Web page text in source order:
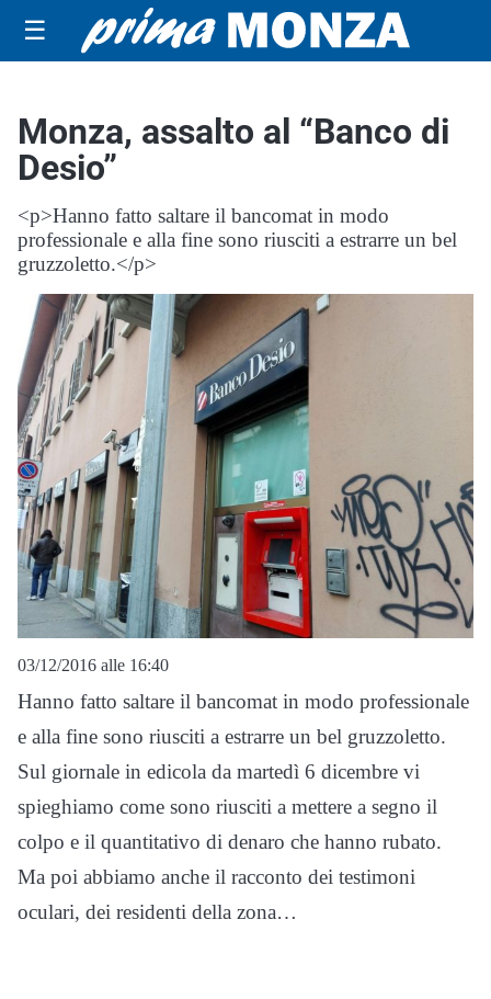
☰
Monza, assalto al “Banco di
Desio”
<p>Hanno fatto saltare il bancomat in modo
professionale e alla fine sono riusciti a estrarre un bel
gruzzoletto.</p>
03/12/2016 alle 16:40
Hanno fatto saltare il bancomat in modo professionale
e alla fine sono riusciti a estrarre un bel gruzzoletto.
Sul giornale in edicola da martedì 6 dicembre vi
spieghiamo come sono riusciti a mettere a segno il
colpo e il quantitativo di denaro che hanno rubato.
Ma poi abbiamo anche il racconto dei testimoni
oculari, dei residenti della zona…